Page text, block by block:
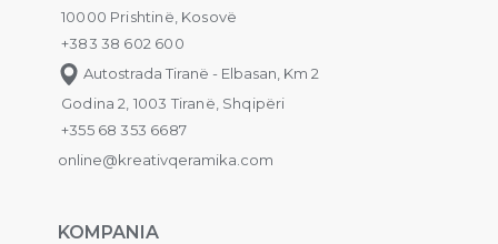
10000 Prishtinë, Kosovë
+383 38 602 600
Autostrada Tiranë - Elbasan, Km 2
Godina 2, 1003 Tiranë, Shqipëri
+355 68 353 6687
online@kreativqeramika.com
KOMPANIA